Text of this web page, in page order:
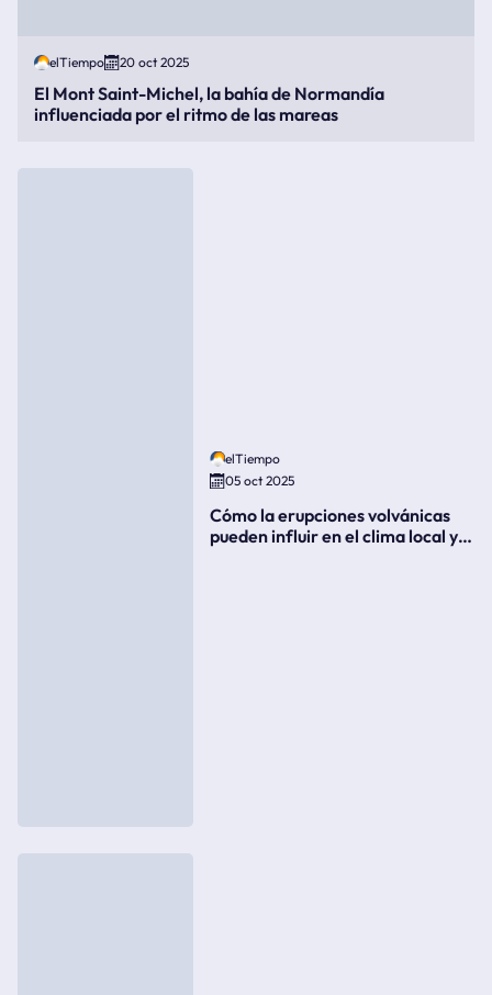
elTiempo 20 oct 2025
El Mont Saint-Michel, la bahía de Normandía
influenciada por el ritmo de las mareas
elTiempo
05 oct 2025
Cómo la erupciones volvánicas
pueden influir en el clima local y